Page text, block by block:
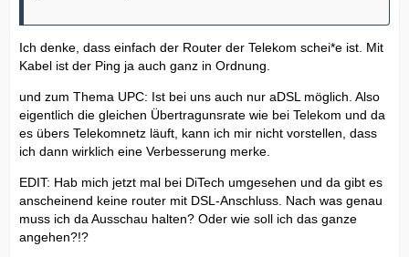
Ich denke, dass einfach der Router der Telekom schei*e ist. Mit
Kabel ist der Ping ja auch ganz in Ordnung.
und zum Thema UPC: Ist bei uns auch nur aDSL möglich. Also
eigentlich die gleichen Übertragunsrate wie bei Telekom und da
es übers Telekomnetz läuft, kann ich mir nicht vorstellen, dass
ich dann wirklich eine Verbesserung merke.
EDIT: Hab mich jetzt mal bei DiTech umgesehen und da gibt es
anscheinend keine router mit DSL-Anschluss. Nach was genau
muss ich da Ausschau halten? Oder wie soll ich das ganze
angehen?!?